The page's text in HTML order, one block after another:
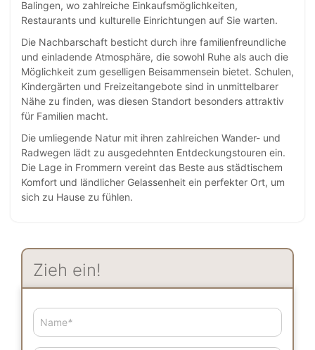
Balingen, wo zahlreiche Einkaufsmöglichkeiten,
Restaurants und kulturelle Einrichtungen auf Sie warten.
Die Nachbarschaft besticht durch ihre familienfreundliche
und einladende Atmosphäre, die sowohl Ruhe als auch die
Möglichkeit zum geselligen Beisammensein bietet. Schulen,
Kindergärten und Freizeitangebote sind in unmittelbarer
Nähe zu finden, was diesen Standort besonders attraktiv
für Familien macht.
Die umliegende Natur mit ihren zahlreichen Wander- und
Radwegen lädt zu ausgedehnten Entdeckungstouren ein.
Die Lage in Frommern vereint das Beste aus städtischem
Komfort und ländlicher Gelassenheit ein perfekter Ort, um
sich zu Hause zu fühlen.
Zieh ein!
Name*